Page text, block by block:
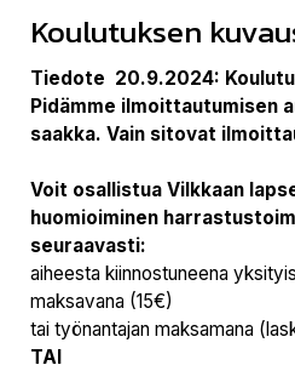
Koulutuksen
Tiedote 20.9.2024:
Pidämme ilmoittautumisen
saakka. Vain sitovat
Voit osallistua Vilkkaan
huomioiminen
seuraavasti:
aiheesta kiinnostuneena
maksavana (15€)
tai työnantajan maksamana
TAI